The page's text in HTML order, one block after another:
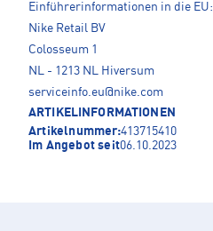
Einführerinformationen in die EU:
Nike Retail BV
Colosseum 1
NL - 1213 NL Hiversum
serviceinfo.eu@nike.com
ARTIKELINFORMATIONEN
Artikelnummer:413715410
Im Angebot seit06.10.2023